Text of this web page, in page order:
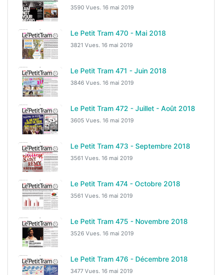
3590 Vues. 16 mai 2019
Le Petit Tram 470 - Mai 2018
3821 Vues. 16 mai 2019
Le Petit Tram 471 - Juin 2018
3846 Vues. 16 mai 2019
Le Petit Tram 472 - Juillet - Août 2018
3605 Vues. 16 mai 2019
Le Petit Tram 473 - Septembre 2018
3561 Vues. 16 mai 2019
Le Petit Tram 474 - Octobre 2018
3561 Vues. 16 mai 2019
Le Petit Tram 475 - Novembre 2018
3526 Vues. 16 mai 2019
Le Petit Tram 476 - Décembre 2018
3477 Vues. 16 mai 2019